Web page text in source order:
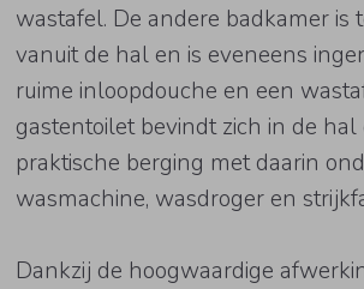
wastafel. De andere badkamer is
vanuit de hal en is eveneens
ruime inloopdouche en een
gastentoilet bevindt zich in de hal
praktische berging met daarin
wasmachine, wasdroger en
Dankzij de hoogwaardige